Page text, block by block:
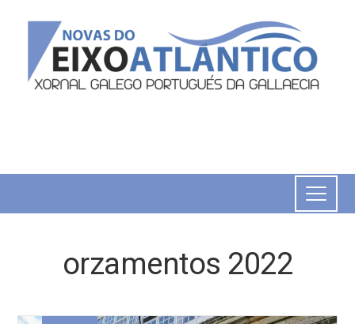
orzamentos 2022